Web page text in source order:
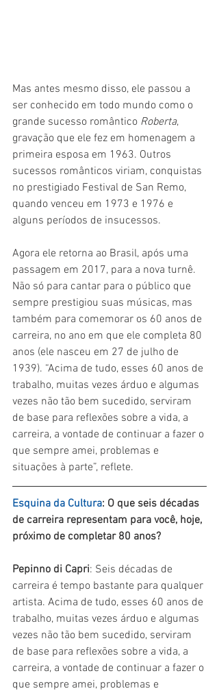
Mas antes mesmo disso, ele passou a
ser conhecido em todo mundo como o
grande sucesso romântico Roberta,
gravação que ele fez em homenagem a
primeira esposa em 1963. Outros
sucessos românticos viriam, conquistas
no prestigiado Festival de San Remo,
quando venceu em 1973 e 1976 e
alguns períodos de insucessos.
Agora ele retorna ao Brasil, após uma
passagem em 2017, para a nova turnê.
Não só para cantar para o público que
sempre prestigiou suas músicas, mas
também para comemorar os 60 anos de
carreira, no ano em que ele completa 80
anos (ele nasceu em 27 de julho de
1939). “Acima de tudo, esses 60 anos de
trabalho, muitas vezes árduo e algumas
vezes não tão bem sucedido, serviram
de base para reflexões sobre a vida, a
carreira, a vontade de continuar a fazer o
que sempre amei, problemas e
situações à parte”, reflete.
Esquina da Cultura: O que seis décadas
de carreira representam para você, hoje,
próximo de completar 80 anos?
Pepinno di Capri: Seis décadas de
carreira é tempo bastante para qualquer
artista. Acima de tudo, esses 60 anos de
trabalho, muitas vezes árduo e algumas
vezes não tão bem sucedido, serviram
de base para reflexões sobre a vida, a
carreira, a vontade de continuar a fazer o
que sempre amei, problemas e